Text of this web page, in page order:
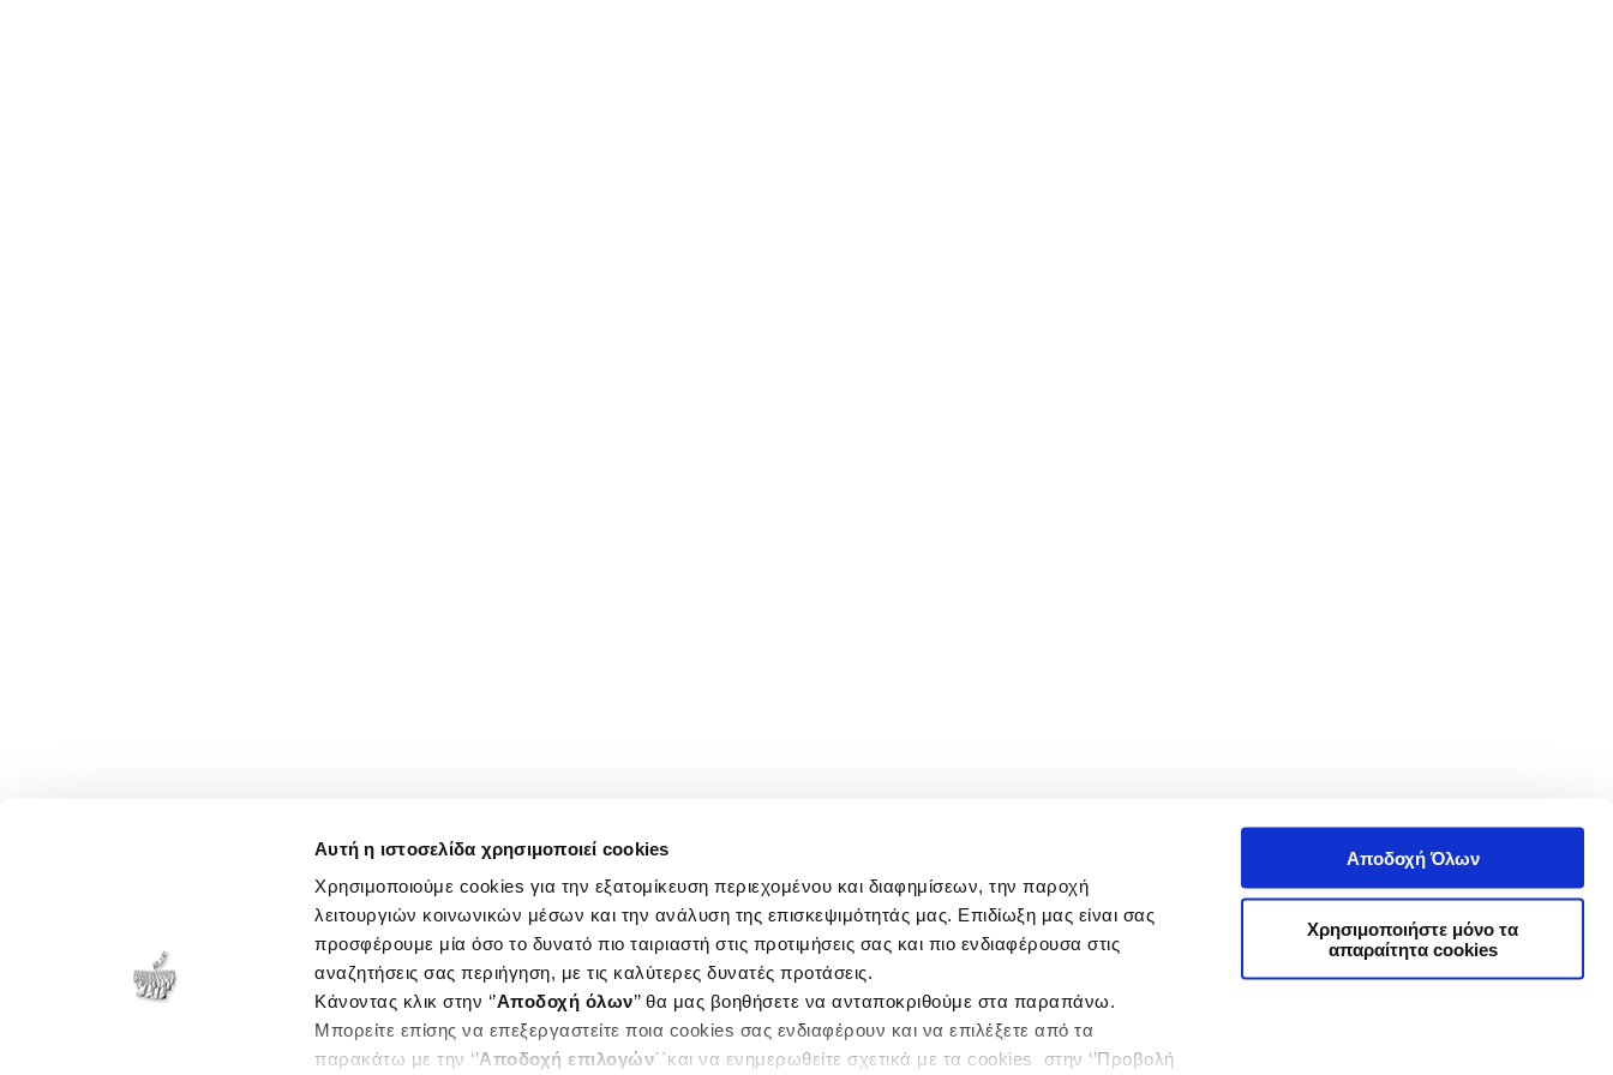
Αυτή η ιστοσελίδα χρησιμοποιεί cookies
Χρησιμοποιούμε cookies για την εξατομίκευση περιεχομένου και διαφημίσεων, την παροχή
λειτουργιών κοινωνικών μέσων και την ανάλυση της επισκεψιμότητάς μας. Επιδίωξη μας είναι σας
προσφέρουμε μία όσο το δυνατό πιο ταιριαστή στις προτιμήσεις σας και πιο ενδιαφέρουσα στις
αναζητήσεις σας περιήγηση, με τις καλύτερες δυνατές προτάσεις.
Κάνοντας κλικ στην ‘’Αποδοχή όλων’’ θα μας βοηθήσετε να ανταποκριθούμε στα παραπάνω.
Μπορείτε επίσης να επεξεργαστείτε ποια cookies σας ενδιαφέρουν και να επιλέξετε από τα
παρακάτω με την ‘’Αποδοχή επιλογών΄΄και να ενημερωθείτε σχετικά με τα cookies στην ‘’Προβολή
Αποδοχή Όλων
Χρησιμοποιήστε μόνο τα
απαραίτητα cookies